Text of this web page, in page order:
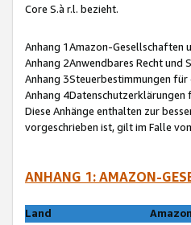
Core S.à r.l. bezieht.
Anhang 1Amazon-Gesellschaften
Anhang 2Anwendbares Recht
Anhang 3Steuerbestimmungen
Anhang
Diese Anhänge enthalten zur
vorgeschrieben ist, gilt im Falle
ANHANG 1: AMAZON-
Land